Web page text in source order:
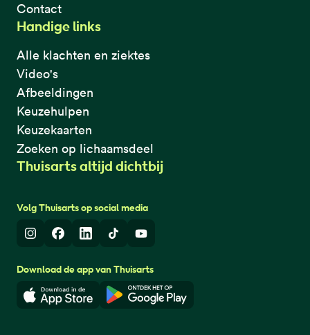
Contact
Handige links
Alle klachten en ziektes
Video's
Afbeeldingen
Keuzehulpen
Keuzekaarten
Zoeken op lichaamsdeel
Thuisarts altijd dichtbij
Volg Thuisarts op social media
InstagramFacebook
LinkedInTikTokYoutube
Download de app van Thuisarts
Download in de App StoreDownload in de Google Play